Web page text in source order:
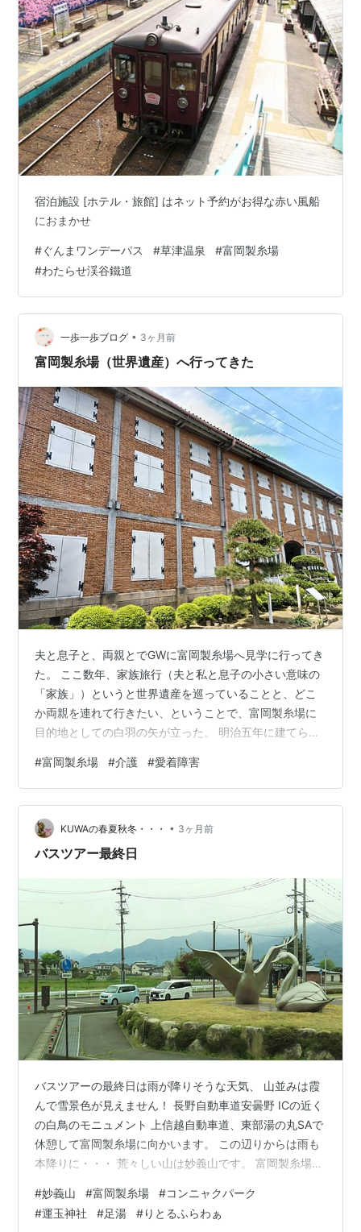
宿泊施設 [ホテル・旅館] はネット予約がお得な赤い風船
におまかせ
#ぐんまワンデーパス #草津温泉 #富岡製糸場
#わたらせ渓谷鐵道
一歩一歩ブログ • 3ヶ月前
富岡製糸場（世界遺産）へ行ってきた
夫と息子と、両親とでGWに富岡製糸場へ見学に行ってき
た。 ここ数年、家族旅行（夫と私と息子の小さい意味の
「家族」）というと世界遺産を巡っていることと、どこ
か両親を連れて行きたい、ということで、富岡製糸場に
目的地としての白羽の矢が立った。 明治五年に建てられ
五年、と記されている 東置繭所（国宝） 場内はパネル展
示があったり、映像ガイダンスが上映されていたり、お
蚕がみられたり（！）糸取りの実演が実施されていた
り、勉強になった。 父は車いす、母は押し車をお借りし
て（無料）、高齢の両親も楽しむことができた。 施設周
#富岡製糸場 #介護 #愛着障害
KUWAの春夏秋冬・・・ • 3ヶ月前
バスツアー最終日
バスツアーの最終日は雨が降りそうな天気、 山並みは霞
んで雪景色が見えません！ 長野自動車道安曇野 ICの近く
の白鳥のモニュメント 上信越自動車道、東部湯の丸SAで
休憩して富岡製糸場に向かいます。 この辺りからは雨も
本降りに・・・ 荒々しい山は妙義山です。 富岡製糸場
ンニャク工場と子供テーマパーク、フーズマーケットを
併用した施設。 コンニャクパークのキャラクター「マナ
#妙義山 #富岡製糸場 #コンニャクパーク
#運玉神社 #足湯 #りとるふらわぁ